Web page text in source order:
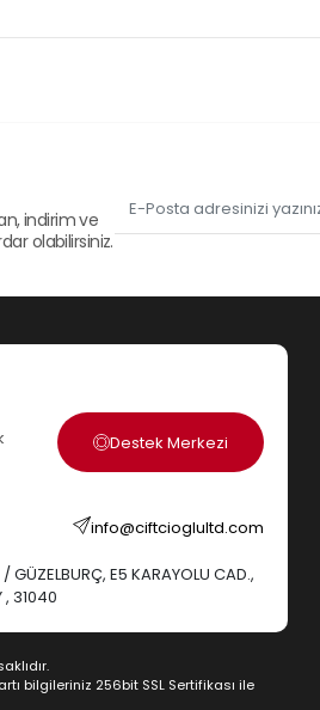
indirim ve
olabilirsiniz.
Destek Merkezi
info@ciftcioglultd.com
GÜZELBURÇ, E5 KARAYOLU CAD.,
, 31040
bilgileriniz 256bit SSL Sertifikası ile